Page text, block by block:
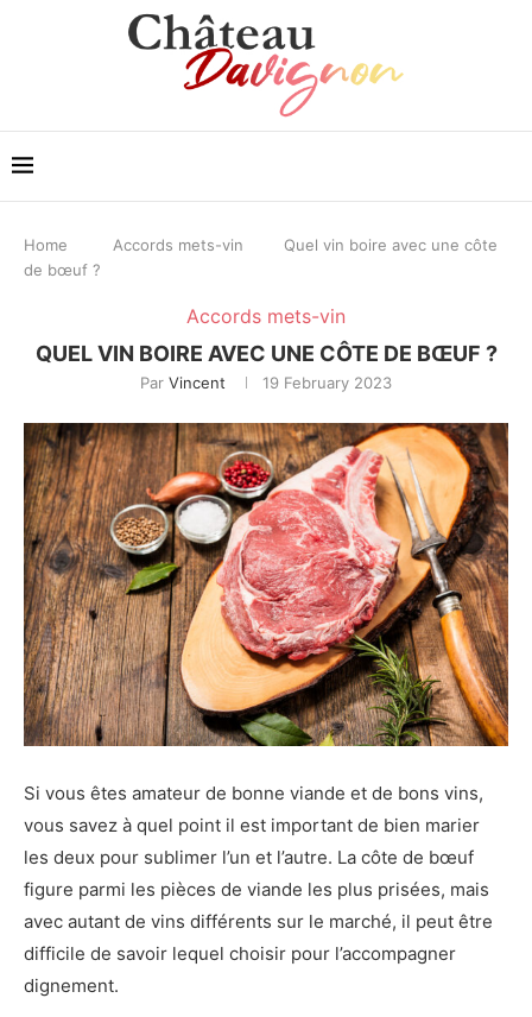
Home Accords mets-vin
Quel vin boire avec une côte
de bœuf ?
Accords mets-vin
QUEL VIN BOIRE AVEC UNE CÔTE DE BŒUF ?
Par Vincent 19 February 2023
Si vous êtes amateur de bonne viande et de bons vins,
vous savez à quel point il est important de bien marier
les deux pour sublimer l’un et l’autre. La côte de bœuf
figure parmi les pièces de viande les plus prisées, mais
avec autant de vins différents sur le marché, il peut être
difficile de savoir lequel choisir pour l’accompagner
dignement.